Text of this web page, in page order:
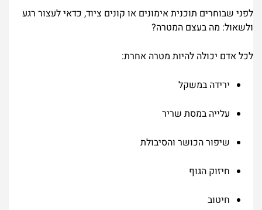
לפני שבוחרים תוכנית אימונים או קונים ציוד, כדאי לעצור רגע
ולשאול: מה בעצם המטרה?
לכל אדם יכולה להיות מטרה אחרת:
ירידה במשקל
עלייה במסת שריר
שיפור הכושר והסיבולת
חיזוק הגוף
חיטוב